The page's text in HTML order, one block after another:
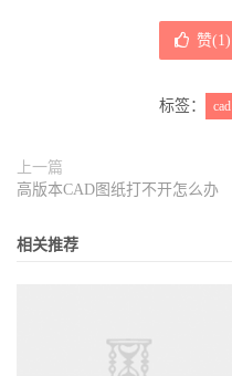
赞(1)
标签： cad
上一篇
高版本CAD图纸打不开怎么办
相关推荐